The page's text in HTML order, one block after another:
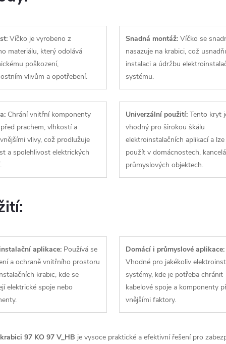
Víčko je vyrobeno z
materiálu, který odolává
poškození,
vlivům a opotřebení.
Snadná montáž: Víčko se
nasazuje na krabici, což
instalaci a údržbu
systému.
Chrání vnitřní komponenty
prachem, vlhkostí a
vlivy, což prodlužuje
a spolehlivost elektrických
Univerzální použití: Tento kryt
vhodný pro širokou škálu
elektroinstalačních aplikací a lze
použít v domácnostech,
průmyslových objektech.
aplikace: Používá se
a ochraně vnitřního prostoru
krabic, kde se
elektrické spoje nebo
Domácí i průmyslové aplikace:
Vhodné pro jakékoliv
systémy, kde je potřeba chránit
kabelové spoje a komponenty
vnějšími faktory.
97 KO 97 V_HB je vysoce praktické a efektivní řešení pro